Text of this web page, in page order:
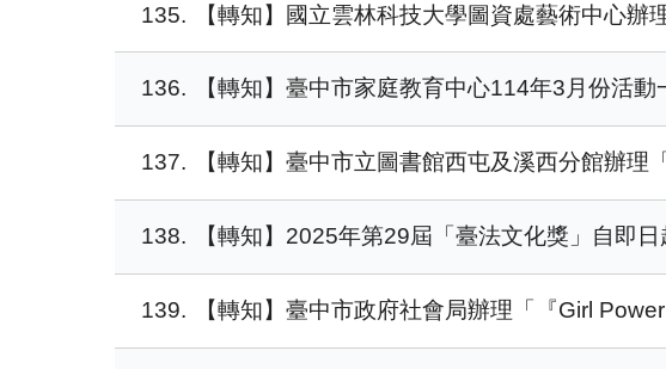
135 【轉知】國立雲林科技大學圖資處藝術中心辦
136 【轉知】臺中市家庭教育中心114年3月份活動
137 【轉知】臺中市立圖書館西屯及溪西分館辦
138 【轉知】2025年第29屆「臺法文化獎」自即
139 【轉知】臺中市政府社會局辦理「『Girl